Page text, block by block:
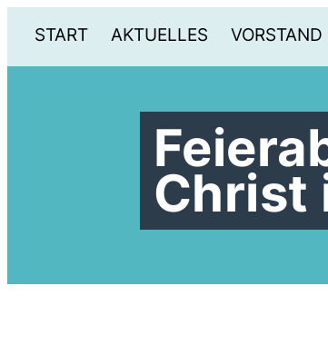
START AKTUELLES VORSTAND
Christ